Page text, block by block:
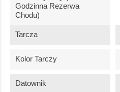
Godzinna Rezerwa
Chodu)
Tarcza
Kolor Tarczy
Datownik